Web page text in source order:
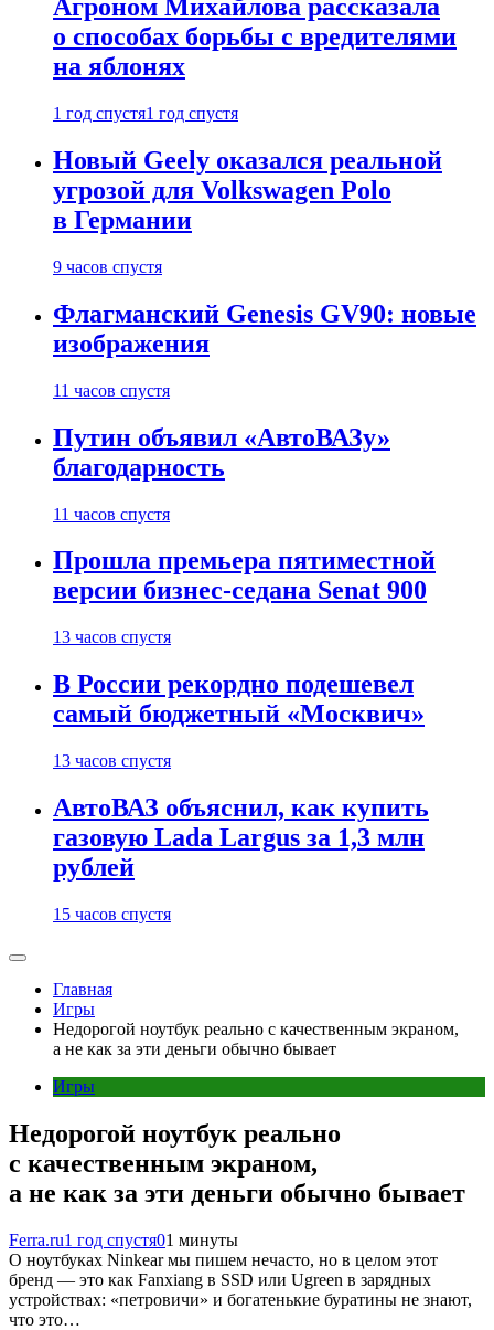
Агроном Михайлова рассказала
о способах борьбы с вредителями
на яблонях
1 год спустя1 год спустя
Новый Geely оказался реальной
угрозой для Volkswagen Polo
в Германии
9 часов спустя
Флагманский Genesis GV90: новые
изображения
11 часов спустя
Путин объявил «АвтоВАЗу»
благодарность
11 часов спустя
Прошла премьера пятиместной
версии бизнес-седана Senat 900
13 часов спустя
В России рекордно подешевел
самый бюджетный «Москвич»
13 часов спустя
АвтоВАЗ объяснил, как купить
газовую Lada Largus за 1,3 млн
рублей
15 часов спустя
Главная
Игры
Недорогой ноутбук реально с качественным экраном,
а не как за эти деньги обычно бывает
Игры
Недорогой ноутбук реально
с качественным экраном,
а не как за эти деньги обычно бывает
Ferra.ru1 год спустя01 минуты
О ноутбуках Ninkear мы пишем нечасто, но в целом этот
бренд — это как Fanxiang в SSD или Ugreen в зарядных
устройствах: «петровичи» и богатенькие буратины не знают,
что это…